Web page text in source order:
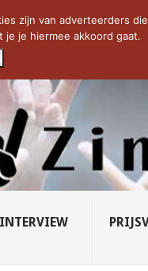
KOMT TERUG IN 0... CD
INTERVIEW
zijn van adverteerders
je hiermee akkoord gaat.